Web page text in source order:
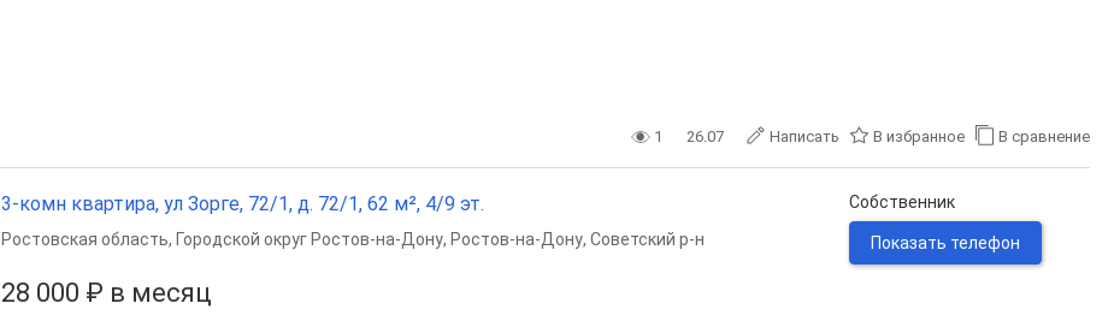
1 26.07 Написать В избранное В сравнение
3-комн квартира, ул Зорге, 72/1, д. 72/1, 62 м², 4/9 эт.
28 000 ₽ в месяц
Ростовская область, Городской округ Ростов-на-Дону, Ростов-на-Дону, Советский р-н
Собственник
Показать телефон